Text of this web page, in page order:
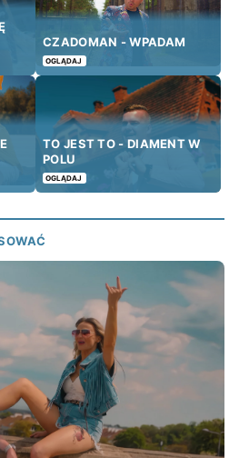
CZADOMAN - WPADAM
OGLĄDAJ
TO JEST TO - DIAMENT W
POLU
OGLĄDAJ